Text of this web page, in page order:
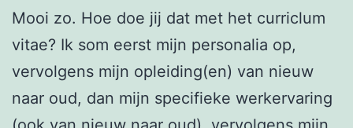
Mooi zo. Hoe doe jij dat met het curriclum
vitae? Ik som eerst mijn personalia op,
vervolgens mijn opleiding(en) van nieuw
naar oud, dan mijn specifieke werkervaring